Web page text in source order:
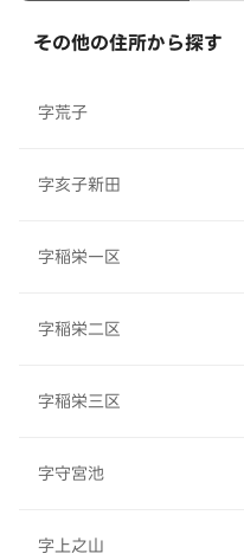
その他の住所から探す
字荒子
字亥子新田
字稲栄一区
字稲栄二区
字稲栄三区
字守宮池
字上之山